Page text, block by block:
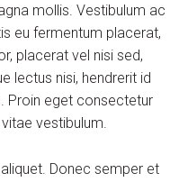
mollis. Vestibulum ac
eu fermentum placerat,
placerat vel nisi sed,
lectus nisi, hendrerit id
Proin eget consectetur
vestibulum.
Donec semper et